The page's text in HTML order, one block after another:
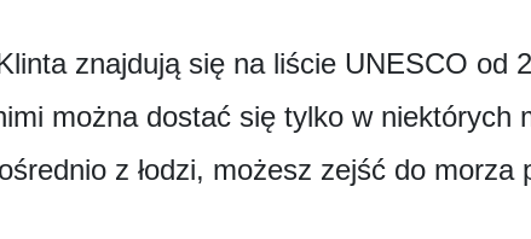
znajdują się na liście UNESCO od
można dostać się tylko w niektórych
z łodzi, możesz zejść do morza